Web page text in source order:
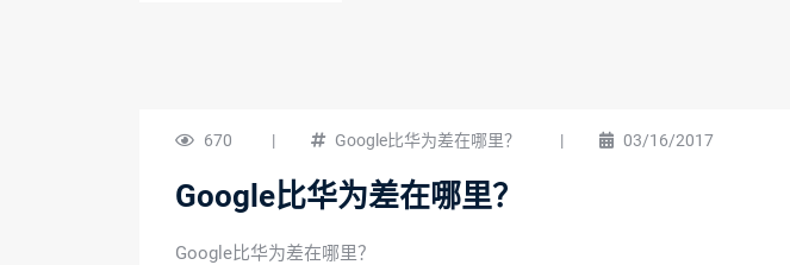
670 | Google比华为差在哪里？ | 03/16/2017
Google比华为差在哪里？
Google比华为差在哪里？